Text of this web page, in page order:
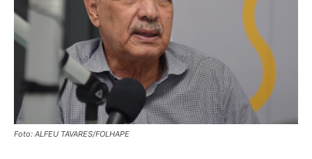
Foto: ALFEU TAVARES/FOLHAPE